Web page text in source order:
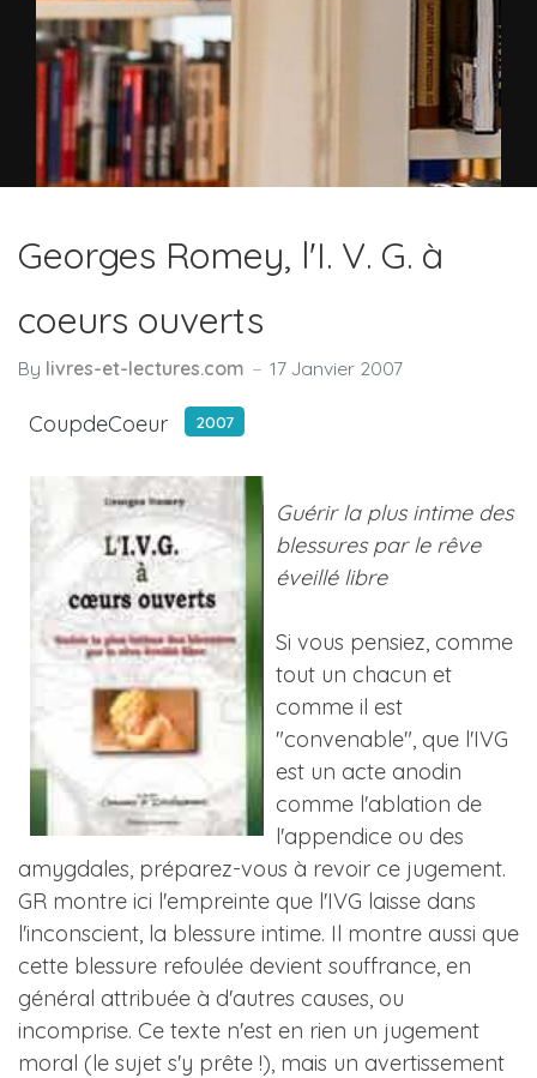
Georges Romey, l'I. V. G. à
coeurs ouverts
By livres-et-lectures.com 17 Janvier 2007
CoupdeCoeur 2007
Guérir la plus intime des
blessures par le rêve
éveillé libre
Si vous pensiez, comme
tout un chacun et
comme il est
"convenable", que l'IVG
est un acte anodin
comme l'ablation de
l'appendice ou des
amygdales, préparez-vous à revoir ce jugement.
GR montre ici l'empreinte que l'IVG laisse dans
l'inconscient, la blessure intime. Il montre aussi que
cette blessure refoulée devient souffrance, en
général attribuée à d'autres causes, ou
incomprise. Ce texte n'est en rien un jugement
moral (le sujet s'y prête !), mais un avertissement